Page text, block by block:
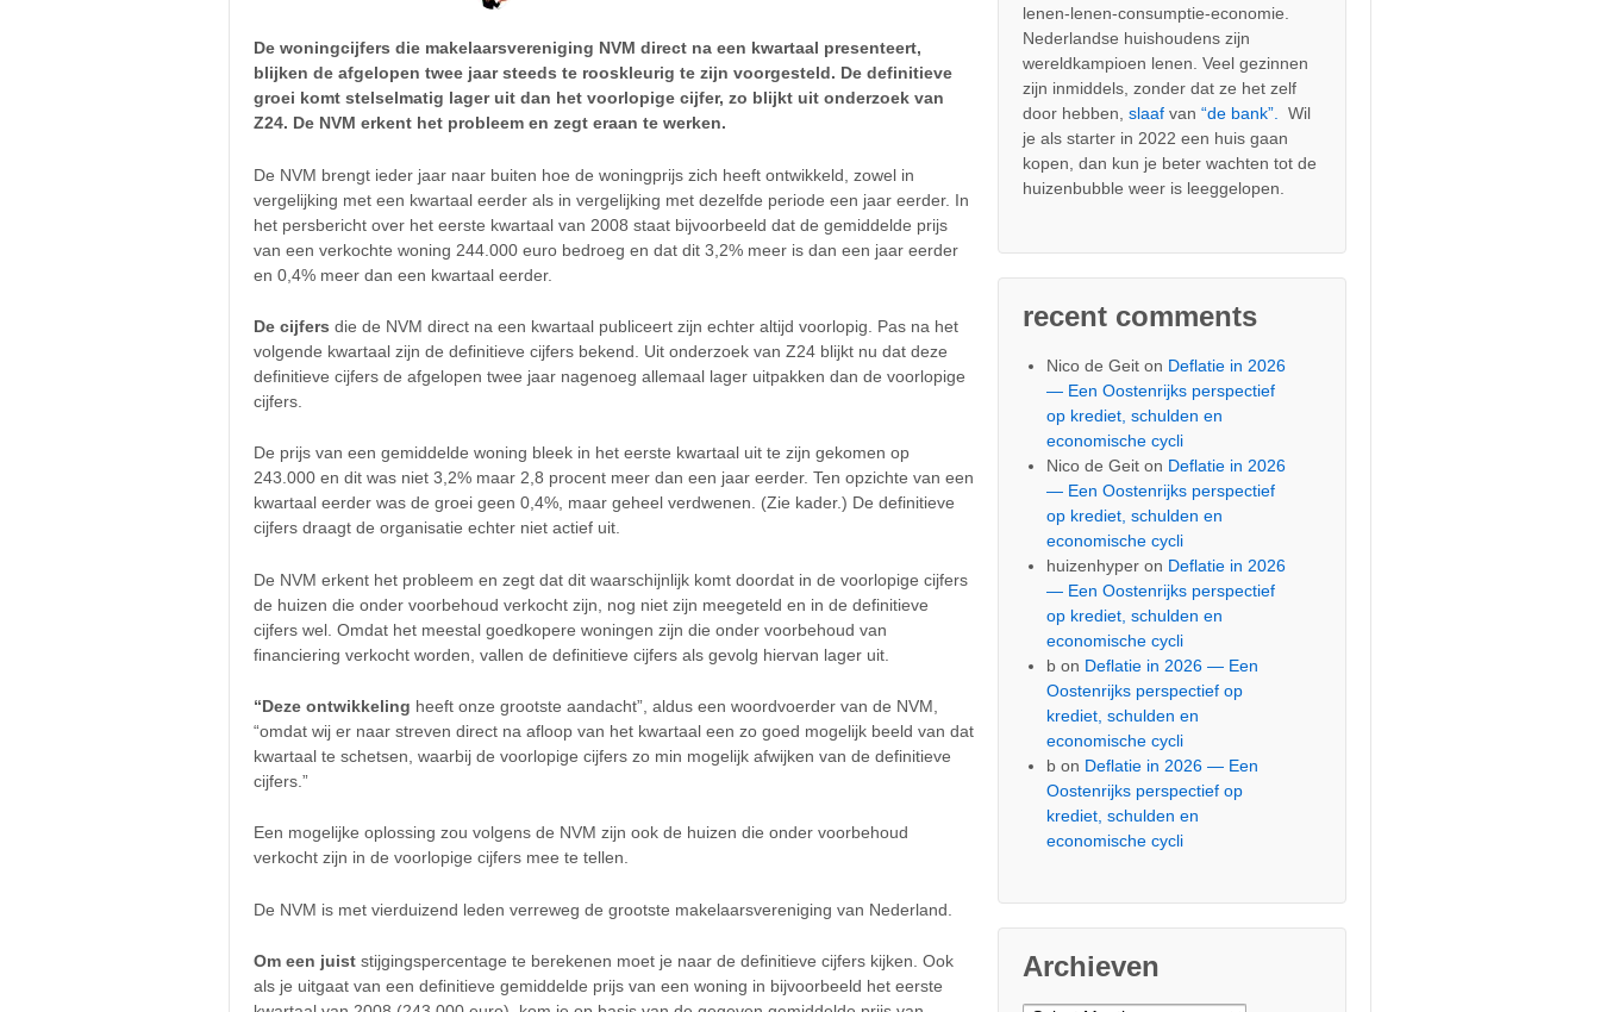
De woningcijfers die makelaarsvereniging NVM direct na een kwartaal presenteert,
blijken de afgelopen twee jaar steeds te rooskleurig te zijn voorgesteld. De definitieve
groei komt stelselmatig lager uit dan het voorlopige cijfer, zo blijkt uit onderzoek van
Z24. De NVM erkent het probleem en zegt eraan te werken.
De NVM brengt ieder jaar naar buiten hoe de woningprijs zich heeft ontwikkeld, zowel in
vergelijking met een kwartaal eerder als in vergelijking met dezelfde periode een jaar eerder. In
het persbericht over het eerste kwartaal van 2008 staat bijvoorbeeld dat de gemiddelde prijs
van een verkochte woning 244.000 euro bedroeg en dat dit 3,2% meer is dan een jaar eerder
en 0,4% meer dan een kwartaal eerder.
De cijfers die de NVM direct na een kwartaal publiceert zijn echter altijd voorlopig. Pas na het
volgende kwartaal zijn de definitieve cijfers bekend. Uit onderzoek van Z24 blijkt nu dat deze
definitieve cijfers de afgelopen twee jaar nagenoeg allemaal lager uitpakken dan de voorlopige
cijfers.
De prijs van een gemiddelde woning bleek in het eerste kwartaal uit te zijn gekomen op
243.000 en dit was niet 3,2% maar 2,8 procent meer dan een jaar eerder. Ten opzichte van een
kwartaal eerder was de groei geen 0,4%, maar geheel verdwenen. (Zie kader.) De definitieve
cijfers draagt de organisatie echter niet actief uit.
De NVM erkent het probleem en zegt dat dit waarschijnlijk komt doordat in de voorlopige cijfers
de huizen die onder voorbehoud verkocht zijn, nog niet zijn meegeteld en in de definitieve
cijfers wel. Omdat het meestal goedkopere woningen zijn die onder voorbehoud van
financiering verkocht worden, vallen de definitieve cijfers als gevolg hiervan lager uit.
“Deze ontwikkeling heeft onze grootste aandacht”, aldus een woordvoerder van de NVM,
“omdat wij er naar streven direct na afloop van het kwartaal een zo goed mogelijk beeld van dat
kwartaal te schetsen, waarbij de voorlopige cijfers zo min mogelijk afwijken van de definitieve
cijfers.”
Een mogelijke oplossing zou volgens de NVM zijn ook de huizen die onder voorbehoud
verkocht zijn in de voorlopige cijfers mee te tellen.
De NVM is met vierduizend leden verreweg de grootste makelaarsvereniging van Nederland.
Om een juist stijgingspercentage te berekenen moet je naar de definitieve cijfers kijken. Ook
als je uitgaat van een definitieve gemiddelde prijs van een woning in bijvoorbeeld het eerste
lenen-lenen-consumptie-economie.
Nederlandse huishoudens zijn
wereldkampioen lenen. Veel gezinnen
zijn inmiddels, zonder dat ze het zelf
door hebben,slaaf van“de bank”. Wil
je als starter in 2022 een huis gaan
kopen, dan kun je beter wachten tot de
huizenbubble weer is leeggelopen.
recent comments
Nico de Geit on Deflatie in 2026
— Een Oostenrijks perspectief
op krediet, schulden en
economische cycli
Nico de Geit on Deflatie in 2026
— Een Oostenrijks perspectief
op krediet, schulden en
economische cycli
huizenhyper on Deflatie in 2026
— Een Oostenrijks perspectief
op krediet, schulden en
economische cycli
b on Deflatie in 2026 — Een
Oostenrijks perspectief op
krediet, schulden en
economische cycli
b on Deflatie in 2026 — Een
Oostenrijks perspectief op
krediet, schulden en
economische cycli
Archieven